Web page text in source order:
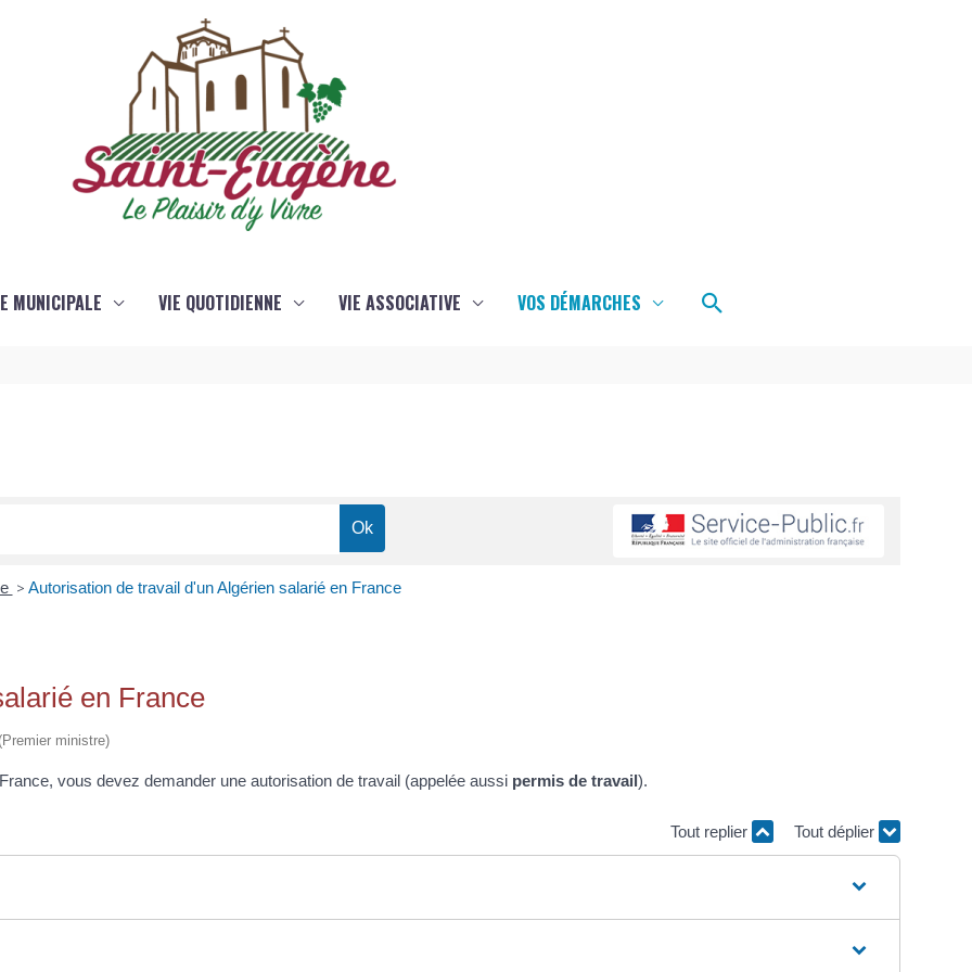
MUNICIPALE VIE QUOTIDIENNE VIE ASSOCIATIVE VOS DÉMARCHES Rechercher
> Autorisation de travail d'un Algérien salarié en France
en France
ministre)
vous devez demander une autorisation de travail (appelée aussi permis de travail).
Tout replier Tout déplier